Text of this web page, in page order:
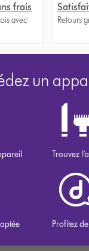
frais
avec
Retours
un
Trouvez
Profitez